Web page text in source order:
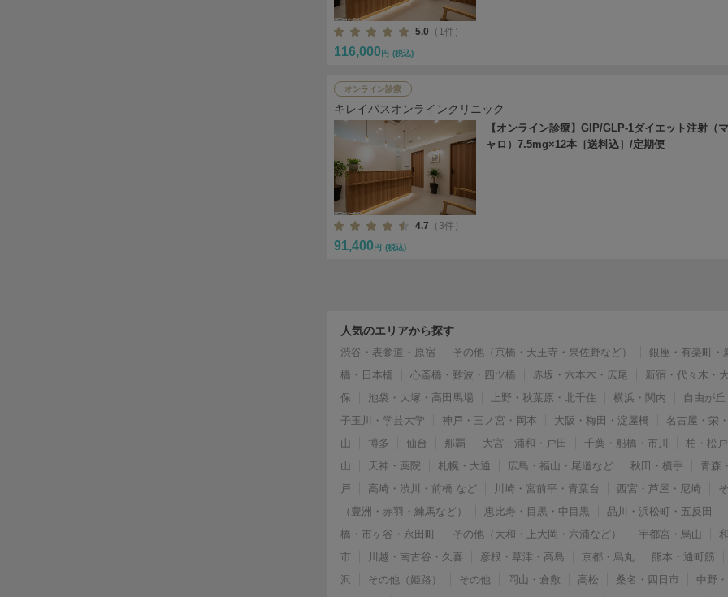
5.0 （1件）
116,000 円 (税込)
オンライン診療
キレイパスオンラインクリニック
【オンライン診療】GIP/GLP-1ダイエット注射（
ャロ）7.5mg×12本［送料込］/定期便
4.7 （3件）
91,400 円 (税込)
人気のエリアから探す
渋谷・表参道・原宿 その他（京橋・天王寺・泉佐野など）
銀座・有楽町・
橋・日本橋
心斎橋・難波・四ツ橋 赤坂・六本木・広尾
新宿・代々木・
保
池袋・大塚・高田馬場 上野・秋葉原・北千住 横浜・関内
自由が
子玉川・学芸大学
神戸・三ノ宮・岡本 大阪・梅田・淀屋橋
名古屋・栄
山
博多 仙台 那覇 大宮・浦和・戸田 千葉・船橋・市川
柏・松
山
天神・薬院 札幌・大通 広島・福山・尾道など 秋田・横手
青森
戸
高崎・渋川・前橋 など 川崎・宮前平・青葉台 西宮・芦屋・尼崎
（豊洲・赤羽・練馬など）
恵比寿・目黒・中目黒
品川・浜松町・五反田
橋・市ヶ谷・永田町
その他（大和・上大岡・六浦など） 宇都宮・烏山
市
川越・南古谷・久喜 彦根・草津・高島 京都・烏丸
熊本・通町筋
沢
その他（姫路） その他 岡山・倉敷 高松 桑名・四日市
中野